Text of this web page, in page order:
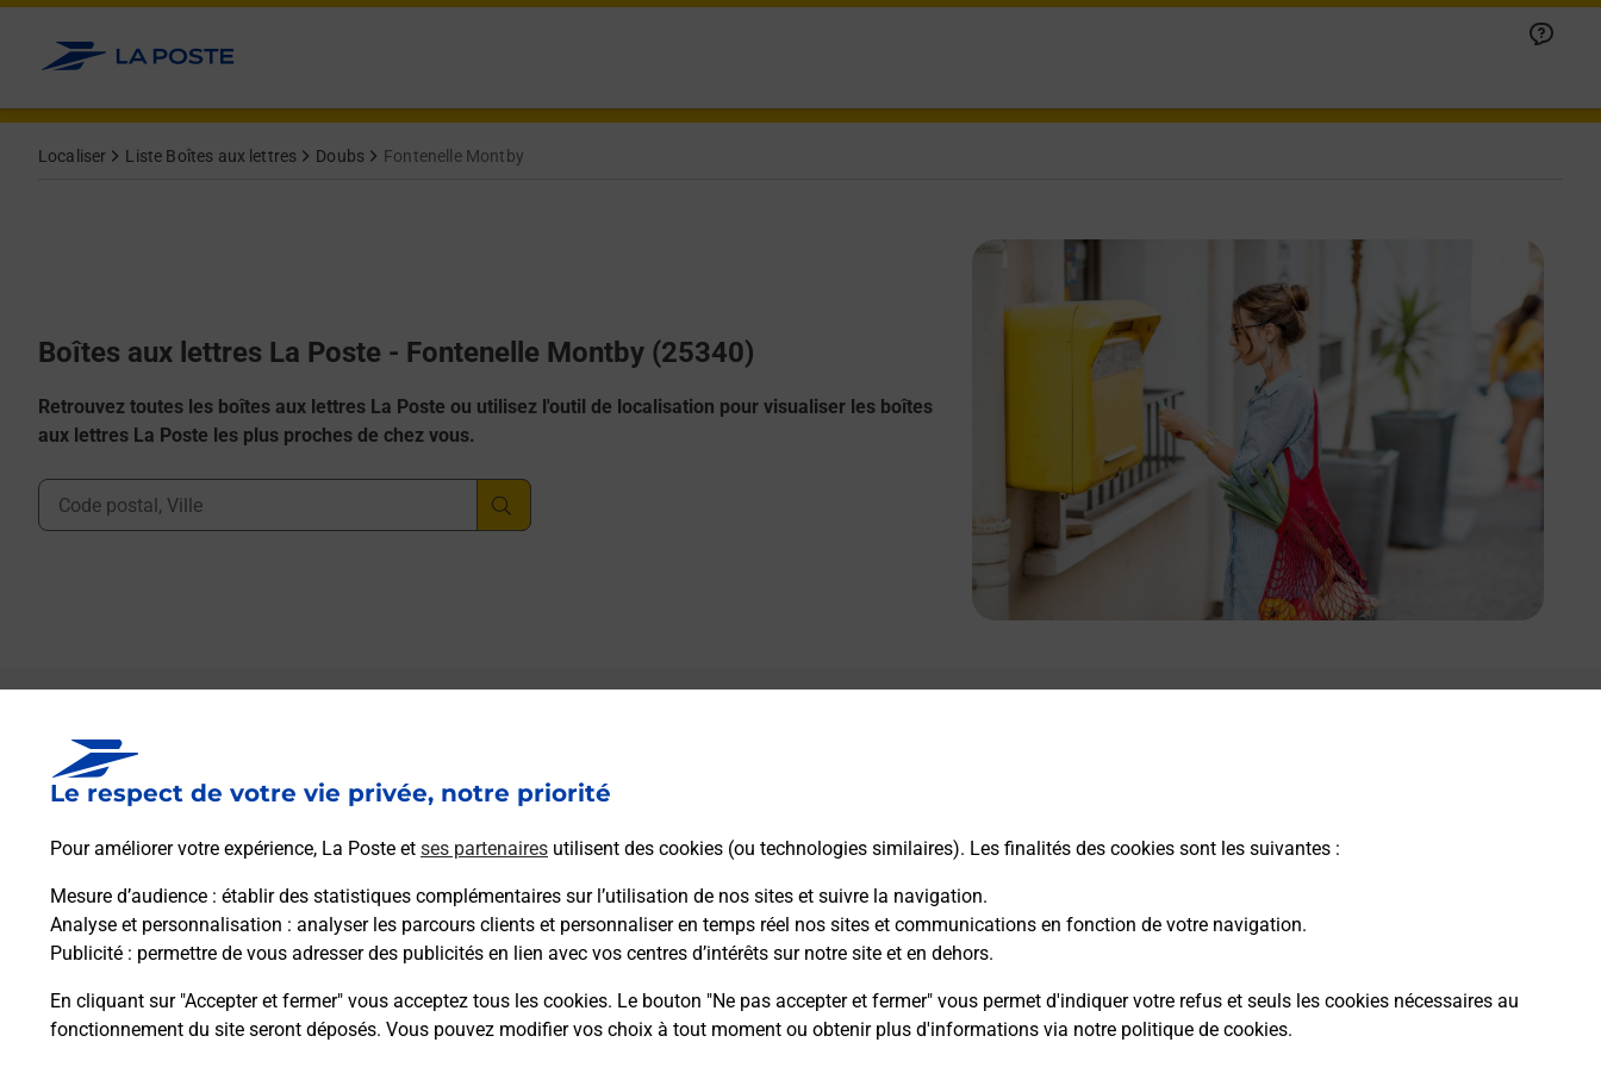
Le respect de votre vie privée, notre priorité
Pour améliorer votre expérience, La Poste et ses partenaires utilisent des cookies (ou technologies similaires). Les finalités des cookies sont les suivantes :
Mesure d’audience : établir des statistiques complémentaires sur l’utilisation de nos sites et suivre la navigation.
Analyse et personnalisation : analyser les parcours clients et personnaliser en temps réel nos sites et communications en fonction de votre navigation.
Publicité : permettre de vous adresser des publicités en lien avec vos centres d’intérêts sur notre site et en dehors.
En cliquant sur "Accepter et fermer" vous acceptez tous les cookies. Le bouton "Ne pas accepter et fermer" vous permet d'indiquer votre refus et seuls les cookies nécessaires au
fonctionnement du site seront déposés. Vous pouvez modifier vos choix à tout moment ou obtenir plus d'informations via notre politique de cookies.
Allez au contenu
Localiser Liste Boîtes aux lettres Doubs Fontenelle Montby
Boîtes aux lettres La Poste - Fontenelle Montby (25340)
Retrouvez toutes les boîtes aux lettres La Poste ou utilisez l'outil de localisation pour visualiser les boîtes
aux lettres La Poste les plus proches de chez vous.
Ville, Département, Code Postal
Boîte aux lettres La Poste
Collecte du courrier aujourd'hui à 08h00
Rue Du Chateau D Eau
Itinéraire